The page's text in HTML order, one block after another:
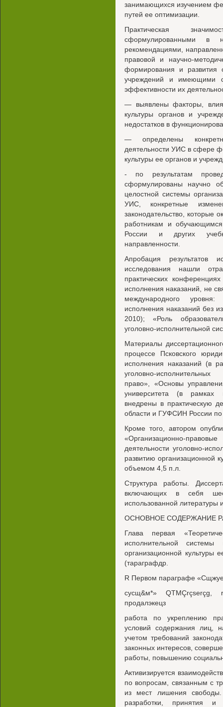
занимающихся изучением
путей ее оптимизации.
Практическая
сформулированными в
рекомендациями,
правовой и научно-
формирования и развития
учреждений и имеющими
эффективности их
— выявлены факторы,
культуры органов и
недостатков в
— определены
деятельности УИС в сфере
культуры ее органов и
- по результатам
сформулированы научно
целостной системы
УИС, конкретные
законодательство, которые
работникам и
России и других
направленности.
Апробация результатов
исследования нашли
практических
исполнения наказаний, не
международного
исполнения наказаний без
2010); «Роль
уголовно-исполнительной
Материалы
процессе Псковского
исполнения наказаний (в
уголовно-
право», «Основы
университета (в рамках
внедрены в практическую
области и ГУФСИН России по
Кроме того, автором
«Организационно-
деятельности уголовно-
развитию организационной
объемом 4,5 п.л.
Структура работы.
включающих в себя
использованной литературы
ОСНОВНОЕ СОДЕРЖАНИЕ
Глава первая
исполнительной
организационной культуры
(тараграфдр.
R Первом параграфе
сусщ&м*»
продалэкецз
работа по укреплению
условий содержания лиц,
учетом требований
законных интересов,
работы, повышению
Активизируется
по вопросам, связанным с
из мест лишения
разработки, принятия и